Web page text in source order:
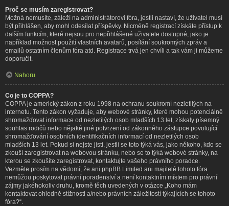
Proč se musím zaregistrovat?
Možná nemusíte, záleží na administrátorovi fóra, jestli nastaví, že uživatel musí
být přihlášen, aby mohl odesílat příspěvky. Nicméně registrací získáte přístup k
dalším funkcím, které nejsou pro nepřihlášené uživatele dostupné, jako je
například možnost použití vlastních avatarů, posílání soukromých zpráv a
emailů ostatním členům fóra atd. Registrace trvá jen chvíli a tak vám ji můžeme
doporučit.
Nahoru
Co je to COPPA?
COPPA je americký zákon z roku 1998 na ochranu soukromí nezletilých na
internetu. Tento zákon vyžaduje, aby webové stránky, které mohou potenciálně
shromažďovat informace od nezletilých osob mladších 13 let, získaly písemný
souhlas rodičů nebo nějaké jiné potvrzení od zákonného zástupce povolující
shromažďování osobních identifikačních informací od nezletilých osob
mladších 13 let. Pokud si nejste jisti, jestli se toto týká vás, jako někoho, kdo se
zkouší zaregistrovat na webovou stránku, nebo se to týká webové stránky, na
kterou se zkoušíte zaregistrovat, kontaktujte vašeho právního poradce.
Vezměte prosím na vědomí, že ani phpBB Limited ani majitelé tohoto fóra
nemůžou poskytovat právní poradenství a není kontaktním místem pro právní
zájmy jakéhokoliv druhu, kromě těch uvedených v otázce „Koho mám
kontaktovat ohledně stížnosti a/nebo právních záležitostí týkajících se tohoto
fóra?“.